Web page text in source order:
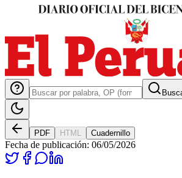
PDF HTML Cuadernillo
Fecha de publicación: 06/05/2026